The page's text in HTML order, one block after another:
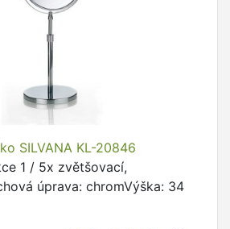
SILVANA KL-20846
1 / 5x zvětšovací,
úprava: chromVýška: 34